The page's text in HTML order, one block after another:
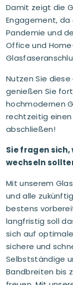
Damit zeigt die
Engagement,
Pandemie und
Office und
Nutzen Sie
genießen Sie
hochmodernen
rechtzeitig
abschließen!
Sie fragen
wechseln
Mit unserem
und alle
bestens
langfristig soll
sich auf
sichere und
Selbstständige
Bandbreiten bis